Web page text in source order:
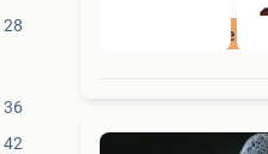
28
36
42
Beoordeeld